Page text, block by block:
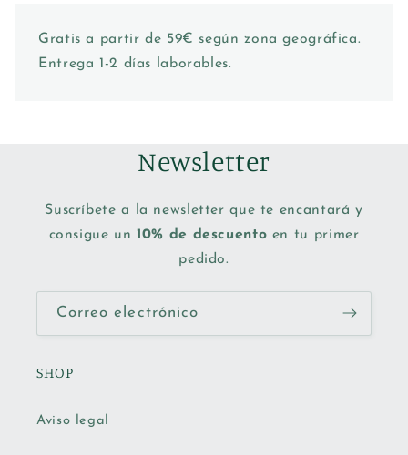
Gratis a partir de 59€ según zona geográfica.
Entrega 1-2 días laborables.
Newsletter
Suscríbete a la newsletter que te encantará y
consigue un10% de descuento en tu primer
pedido.
Correo electrónico
SHOP
Aviso legal